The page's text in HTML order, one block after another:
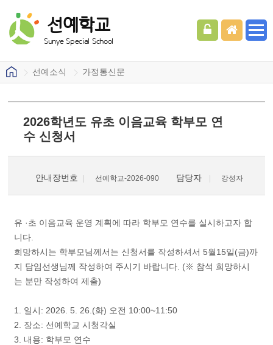
선예학교
Sunye Special School
선예소식 가정통신문
2026학년도 유초 이음교육 학부모 연
수 신청서
안내장번호 선예학교-2026-090 담당자 강성자
유 ·초 이음교육 운영 계획에 따라 학부모 연수를 실시하고자 합
니다.
희망하시는 학부모님께서는 신청서를 작성하셔서 5월15일(금)까
지 담임선생님께 작성하여 주시기 바랍니다. (※ 참석 희망하시
는 분만 작성하여 제출)
1. 일시: 2026. 5. 26.(화) 오전 10:00~11:50
2. 장소: 선예학교 시청각실
3. 내용: 학부모 연수